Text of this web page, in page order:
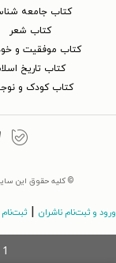
کتاب جامعه
کتاب شعر
کتاب موفقیت و
کتاب تاریخ
کتاب کودک و
© کلیه حقوق این
ورود و ثبت‌نام ناشران